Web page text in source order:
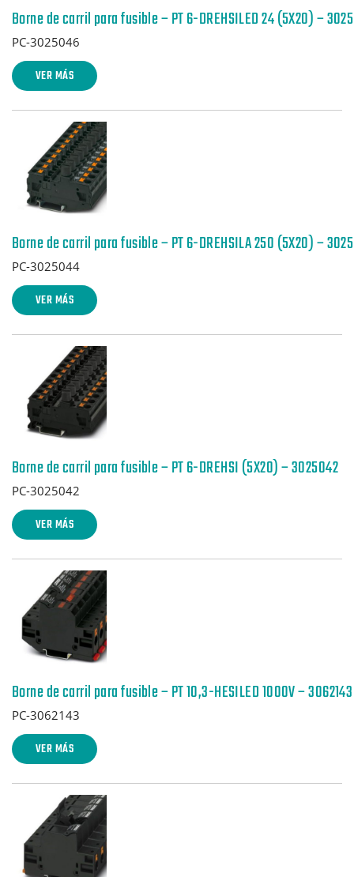
Borne de carril para fusible – PT 6-DREHSILED 24 (5X20) –
PC-3025046
VER MÁS
Borne de carril para fusible – PT 6-DREHSILA 250 (5X20) –
PC-3025044
VER MÁS
Borne de carril para fusible – PT 6-DREHSI (5X20) – 3025042
PC-3025042
VER MÁS
Borne de carril para fusible – PT 10,3-HESILED 1000V – 3062143
PC-3062143
VER MÁS